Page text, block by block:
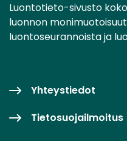
Luontotieto-sivusto
luonnon
luontoseurannoista ja
Yhteystiedot
Tietosuojailmoitus